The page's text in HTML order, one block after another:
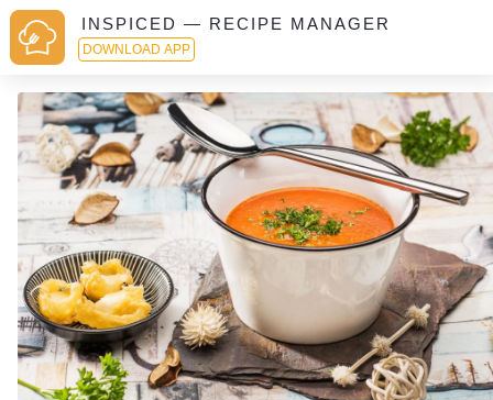
INSPICED — RECIPE MANAGER
DOWNLOAD APP